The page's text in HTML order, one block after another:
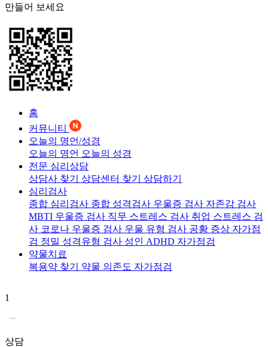
만들어 보세요
홈
커뮤니티
오늘의 명언/성경
오늘의 명언 오늘의 성경
전문 심리상담
상담사 찾기 상담센터 찾기 상담하기
심리검사
종합 심리검사 종합 성격검사 우울증 검사 자존감 검사
MBTI 우울증 검사 직무 스트레스 검사 취업 스트레스 검
사 코로나 우울증 검사 우울 유형 검사 공황 증상 자가점
검 정밀 성격유형 검사 성인 ADHD 자가점검
약물치료
복용약 찾기 약물 의존도 자가점검
1
상담